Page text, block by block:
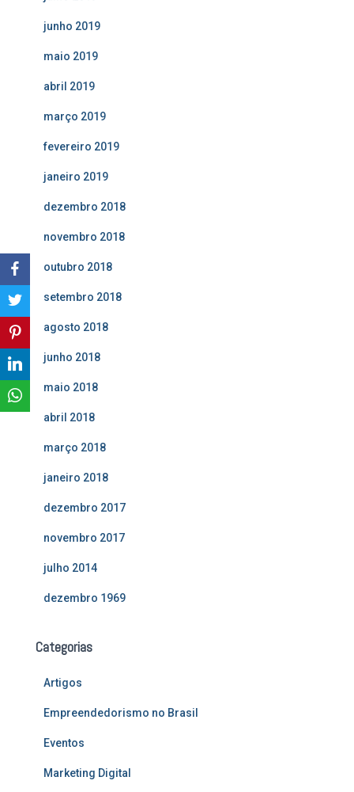
junho 2019
maio 2019
abril 2019
março 2019
fevereiro 2019
janeiro 2019
dezembro 2018
novembro 2018
outubro 2018
setembro 2018
agosto 2018
junho 2018
maio 2018
abril 2018
março 2018
janeiro 2018
dezembro 2017
novembro 2017
julho 2014
dezembro 1969
Categorias
Artigos
Empreendedorismo no Brasil
Eventos
Marketing Digital